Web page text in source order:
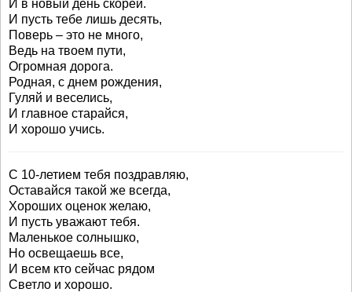
И в новый день скорей.
И пусть тебе лишь десять,
Поверь – это не много,
Ведь на твоем пути,
Огромная дорога.
Родная, с днем рождения,
Гуляй и веселись,
И главное старайся,
И хорошо учись.
С 10-летием тебя поздравляю,
Оставайся такой же всегда,
Хороших оценок желаю,
И пусть уважают тебя.
Маленькое солнышко,
Но освещаешь все,
И всем кто сейчас рядом
Светло и хорошо.